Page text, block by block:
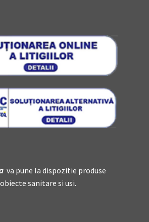
va pune la dispozitie produse
sanitare si usi.